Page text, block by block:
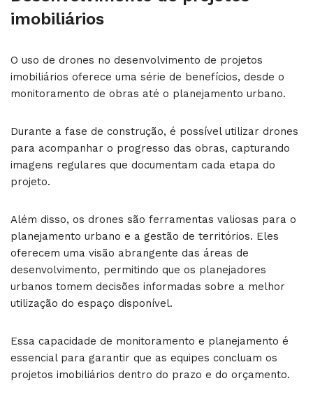
imobiliários
O uso de drones no desenvolvimento de projetos
imobiliários oferece uma série de benefícios, desde o
monitoramento de obras até o planejamento urbano.
Durante a fase de construção, é possível utilizar drones
para acompanhar o progresso das obras, capturando
imagens regulares que documentam cada etapa do
projeto.
Além disso, os drones são ferramentas valiosas para o
planejamento urbano e a gestão de territórios. Eles
oferecem uma visão abrangente das áreas de
desenvolvimento, permitindo que os planejadores
urbanos tomem decisões informadas sobre a melhor
utilização do espaço disponível.
Essa capacidade de monitoramento e planejamento é
essencial para garantir que as equipes concluam os
projetos imobiliários dentro do prazo e do orçamento.